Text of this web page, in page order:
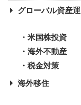
グローバル資産運
米国株投資
海外不動産
税金対策
海外移住